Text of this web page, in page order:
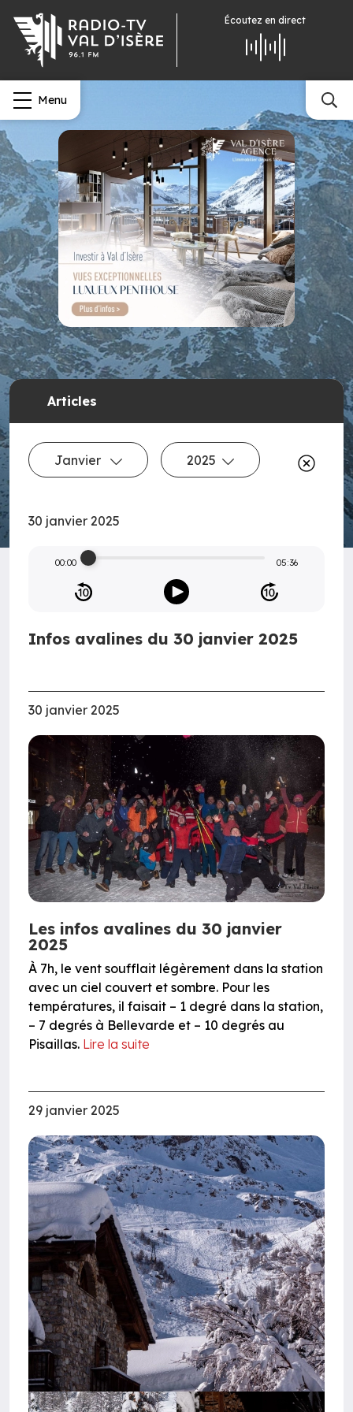
Écoutez en direct
Menu
Articles
Janvier 2025
30 janvier 2025
00:00 05:36
Infos avalines du 30 janvier 2025
30 janvier 2025
Les infos avalines du 30 janvier
2025
À 7h, le vent soufflait légèrement dans la station
avec un ciel couvert et sombre. Pour les
températures, il faisait – 1 degré dans la station,
– 7 degrés à Bellevarde et – 10 degrés au
Pisaillas. Lire la suite
29 janvier 2025